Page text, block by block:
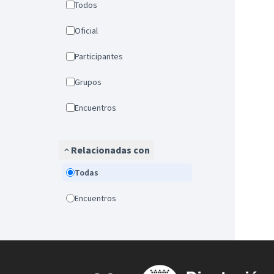
Todos
Oficial
Participantes
Grupos
Encuentros
Relacionadas con
Todas
Encuentros